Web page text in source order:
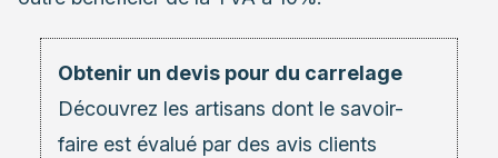
Obtenir un devis pour du carrelage
Découvrez les artisans dont le savoir-
faire est évalué par des avis clients